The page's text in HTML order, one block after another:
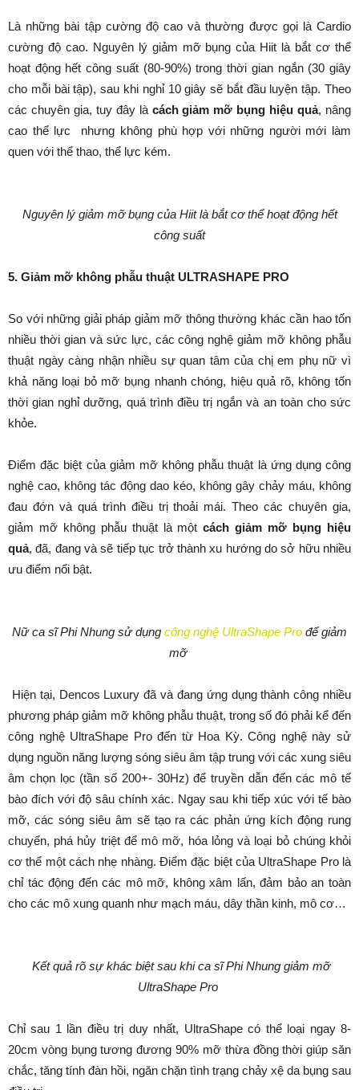
Là những bài tập cường độ cao và thường được gọi là Cardio
cường độ cao. Nguyên lý giảm mỡ bụng của Hiit là bắt cơ thể
hoạt động hết công suất (80-90%) trong thời gian ngắn (30 giây
cho mỗi bài tập), sau khi nghỉ 10 giây sẽ bắt đầu luyện tập. Theo
các chuyên gia, tuy đây là cách giảm mỡ bụng hiệu quả, nâng
cao thể lực
nhưng không phù hợp với những người mới làm
quen với thể thao, thể lực kém.
Nguyên lý giảm mỡ bụng của Hiit là bắt cơ thể hoạt động hết
công suất
5. Giảm mỡ không phẫu thuật ULTRASHAPE PRO
So với những giải pháp giảm mỡ thông thường khác cần hao tốn
nhiều thời gian và sức lực, các công nghệ giảm mỡ không phẫu
thuật ngày càng nhận nhiều sự quan tâm của chị em phụ nữ vì
khả năng loại bỏ mỡ bụng nhanh chóng, hiệu quả rõ, không tốn
thời gian nghỉ dưỡng, quá trình điều trị ngắn và an toàn cho sức
khỏe.
Điểm đặc biệt của giảm mỡ không phẫu thuật là ứng dụng công
nghệ cao, không tác động dao kéo, không gây chảy máu, không
đau đớn và quá trình điều trị thoải mái. Theo các chuyên gia,
giảm mỡ không phẫu thuật là mộtcách giảm mỡ bụng hiệu
quả, đã, đang và sẽ tiếp tục trở thành xu hướng do sở hữu nhiều
ưu điểm nổi bật.
Nữ ca sĩ Phi Nhung sử dụng công nghệ UltraShape Pro để giảm
mỡ
Hiện tại, Dencos Luxury đã và đang ứng dụng thành công nhiều
phương pháp giảm mỡ không phẫu thuật, trong số đó phải kể đến
công nghệ UltraShape Pro đến từ Hoa Kỳ. Công nghệ này sử
dụng nguồn năng lượng sóng siêu âm tập trung với các xung siêu
âm chọn lọc (tần số 200+- 30Hz) để truyền dẫn đến các mô tế
bào đích với độ sâu chính xác. Ngay sau khi tiếp xúc với tế bào
mỡ, các sóng siêu âm sẽ tạo ra các phản ứng kích động rung
chuyển, phá hủy triệt để mô mỡ, hóa lỏng và loại bỏ chúng khỏi
cơ thể một cách nhẹ nhàng. Điểm đặc biệt của UltraShape Pro là
chỉ tác động đến các mô mỡ, không xâm lấn, đảm bảo an toàn
cho các mô xung quanh như mạch máu, dây thần kinh, mô cơ…
Kết quả rõ sự khác biệt sau khi ca sĩ Phi Nhung giảm mỡ
UltraShape Pro
Chỉ sau 1 lần điều trị duy nhất, UltraShape có thể loại ngay 8-
20cm vòng bụng tương đương 90% mỡ thừa đồng thời giúp săn
chắc, tăng tính đàn hồi, ngăn chặn tình trạng chảy xệ da bụng sau